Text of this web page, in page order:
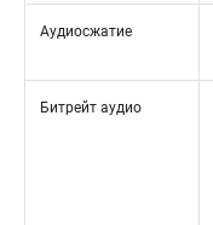
Аудиосжатие
Битрейт аудио